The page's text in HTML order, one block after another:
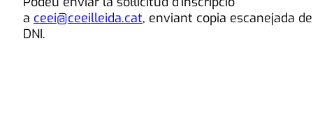
a ceei@ceeilleida.cat, enviant copia escanejada
DNI.